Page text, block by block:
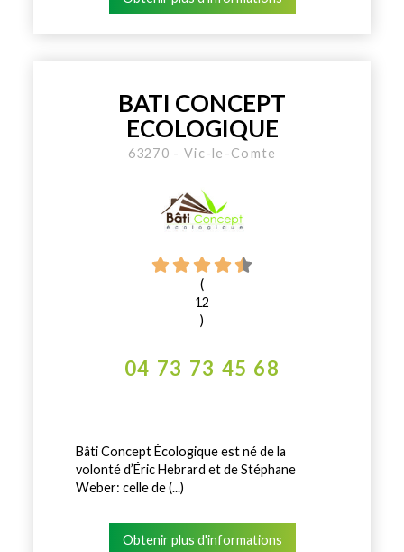
BATI CONCEPT
ECOLOGIQUE
63270 - Vic-le-Comte
(
12
)
04 73 73 45 68
Bâti Concept Écologique est né de la
volonté d’Éric Hebrard et de Stéphane
Weber: celle de (...)
Obtenir plus d'informations